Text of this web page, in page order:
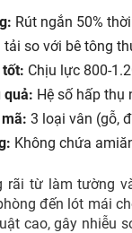
Rút ngắn 50%
so với bê tông
tốt: Chịu lực 800-
quả: Hệ số hấp thụ
3 loại vân (gỗ,
Không chứa
từ làm tường
đến lót mái
cao, gây nhiễu